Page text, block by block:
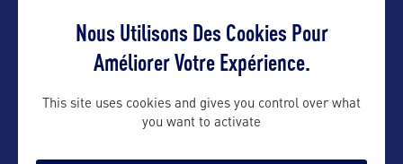
Nous Utilisons Des Cookies Pour
Améliorer Votre Expérience.
This site uses cookies and gives you control over what
you want to activate